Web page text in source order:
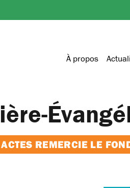
À propos
REMERCIE LE